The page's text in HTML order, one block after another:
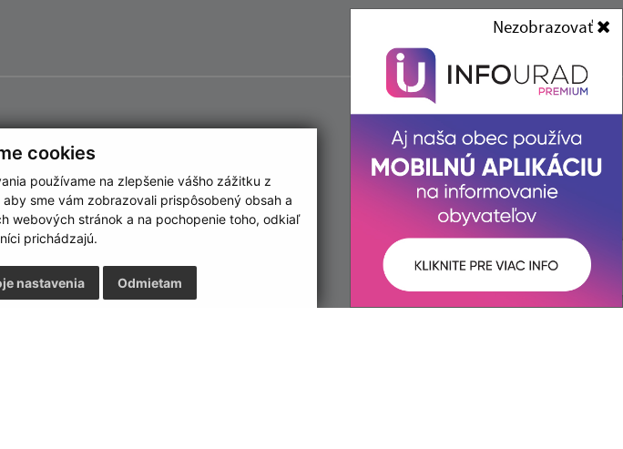
cookies
používame na zlepšenie vášho zážitku z
sme vám zobrazovali prispôsobený obsah a
webových stránok a na pochopenie toho, odkiaľ
prichádzajú.
Odmietam
nastavenia
Nezobrazovať